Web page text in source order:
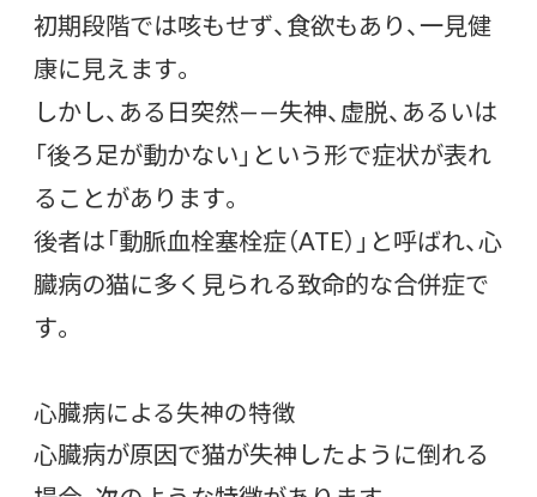
初期段階では咳もせず、食欲もあり、一見健
康に見えます。
しかし、ある日突然——失神、虚脱、あるいは
「後ろ足が動かない」という形で症状が表れ
ることがあります。
後者は「動脈血栓塞栓症（ATE）」と呼ばれ、心
臓病の猫に多く見られる致命的な合併症で
す。
心臓病による失神の特徴
心臓病が原因で猫が失神したように倒れる